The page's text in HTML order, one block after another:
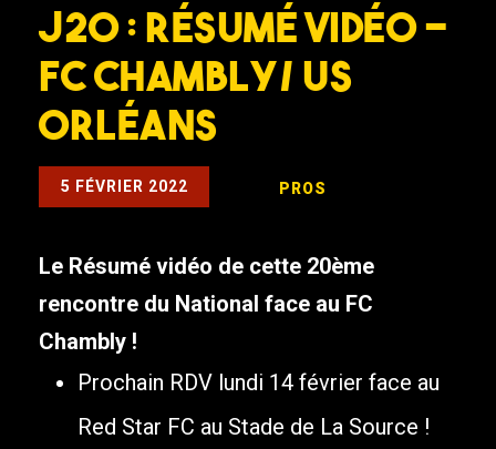
J20 : Résumé Vidéo –
FC Chambly/ US
Orléans
5 FÉVRIER 2022 PROS
Le Résumé vidéo de cette 20ème
rencontre du National face au FC
Chambly !
Prochain RDV lundi 14 février face au
Red Star FC au Stade de La Source !